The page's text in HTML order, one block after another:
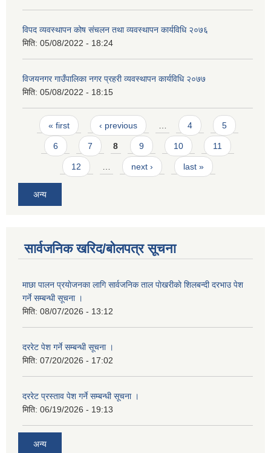
विपद व्यवस्थापन कोष संचलन तथा व्यवस्थापन कार्यविधि २०७६
मिति: 05/08/2022 - 18:24
विजयनगर गाउँपालिका नगर प्रहरी व्यवस्थापन कार्यविधि २०७७
मिति: 05/08/2022 - 18:15
Pages
« first ‹ previous 4 5
6 7 8 9 10 11
12 next › last »
अन्य
सार्वजनिक खरिद/बोलपत्र सूचना
माछा पालन प्रयाेजनका लागि सार्वजनिक ताल पाेखरीकाे शिलबन्दी दरभाउ पेश
गर्ने सम्बन्धी सूचना ।
मिति: 08/07/2026 - 13:12
दररेट पेश गर्ने सम्बन्धी सूचना ।
मिति: 07/20/2026 - 17:02
दररेट प्रस्ताव पेश गर्ने सम्बन्धी सूचना ।
मिति: 06/19/2026 - 19:13
अन्य